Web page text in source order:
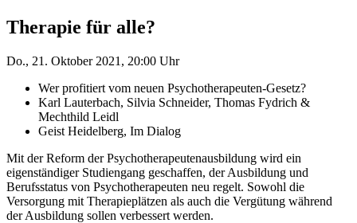
Therapie für alle?
Do., 21. Oktober 2021, 20:00 Uhr
Wer profitiert vom neuen Psychotherapeuten-Gesetz?
Karl Lauterbach, Silvia Schneider, Thomas Fydrich &
Mechthild Leidl
Geist Heidelberg, Im Dialog
Mit der Reform der Psychotherapeutenausbildung wird ein
eigenständiger Studiengang geschaffen, der Ausbildung und
Berufsstatus von Psychotherapeuten neu regelt. Sowohl die
Versorgung mit Therapieplätzen als auch die Vergütung während
der Ausbildung sollen verbessert werden.